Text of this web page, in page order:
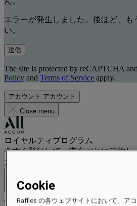
エラーが発生しました。後ほど、も
い。
送信
The site is protected by reCAPTCHA
Policy and Terms of Service apply.
アカウント アカウント
Close menu
ロイヤルティプログラム
今すぐ登録して、滞在ごとに節約し
ださい。
ログイン
ご予約
Cookie
Raffles の各ウェブサイトにおいて、ア